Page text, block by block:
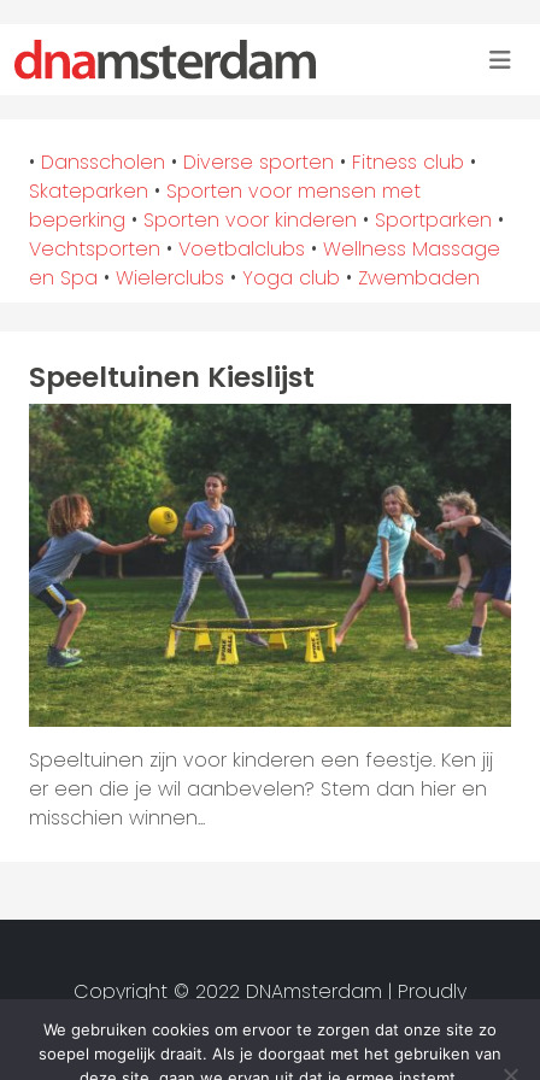
• Dansscholen • Diverse sporten • Fitness club •
Skateparken • Sporten voor mensen met
beperking • Sporten voor kinderen • Sportparken •
Vechtsporten • Voetbalclubs • Wellness Massage
en Spa • Wielerclubs • Yoga club • Zwembaden
Speeltuinen Kieslijst
Speeltuinen zijn voor kinderen een feestje. Ken jij
er een die je wil aanbevelen? Stem dan hier en
misschien winnen...
We gebruiken cookies om ervoor te zorgen dat onze site zo
soepel mogelijk draait. Als je doorgaat met het gebruiken van
Copyright © 2022 DNAmsterdam | Proudly
created byStudio van Zwet |
Privacyverklaring|Algemene